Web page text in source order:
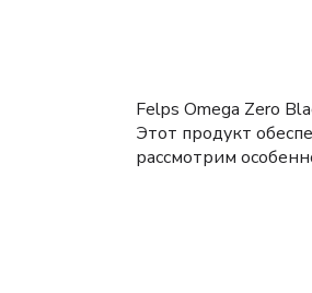
Felps Omega Zero
Этот продукт
рассмотрим